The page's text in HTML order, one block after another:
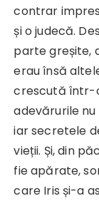
contrar
și o judecă.
parte greșite,
erau însă
crescută într-
adevărurile
iar secretele
vieții. Și, din
fie apărate,
care Iris și-a